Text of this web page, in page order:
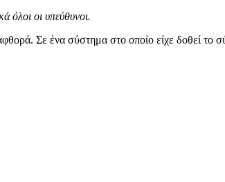
όλοι οι υπεύθυνοι.
Σε ένα σύστημα στο οποίο είχε δοθεί το